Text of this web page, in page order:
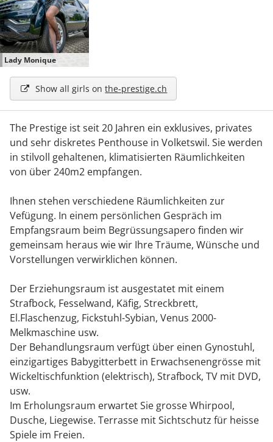
Lady Monique
Show all girls onthe-prestige.ch
The Prestige ist seit 20 Jahren ein exklusives, privates
und sehr diskretes Penthouse in Volketswil. Sie werden
in stilvoll gehaltenen, klimatisierten Räumlichkeiten
von über 240m2 empfangen.
Ihnen stehen verschiedene Räumlichkeiten zur
Vefügung. In einem persönlichen Gespräch im
Empfangsraum beim Begrüssungsapero finden wir
gemeinsam heraus wie wir Ihre Träume, Wünsche und
Vorstellungen verwirklichen können.
Der Erziehungsraum ist ausgestatet mit einem
Strafbock, Fesselwand, Käfig, Streckbrett,
El.Flaschenzug, Fickstuhl-Sybian, Venus 2000-
Melkmaschine usw.
Der Behandlungsraum verfügt über einen Gynostuhl,
einzigartiges Babygitterbett in Erwachsenengrösse mit
Wickeltischfunktion (elektrisch), Strafbock, TV mit DVD,
usw.
Im Erholungsraum erwartet Sie grosse Whirpool,
Dusche, Liegewise. Terrasse mit Sichtschutz für heisse
Spiele im Freien.